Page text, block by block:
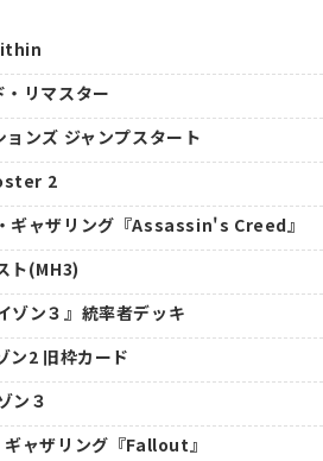
・リマスター
ョンズ ジャンプスタート
2
ギャザリング『Assassin's Creed』
ト(MH3)
ゾン３』統率者デッキ
ン2 旧枠カード
ン３
ギャザリング『Fallout』